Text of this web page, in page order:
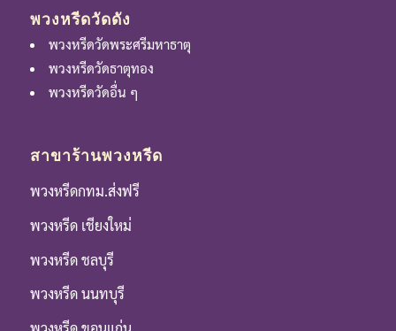
พวงหรีดวัดดัง
พวงหรีดวัดพระศรีมหาธาตุ
พวงหรีดวัดธาตุทอง
พวงหรีดวัดอื่น ๆ
สาขาร้านพวงหรีด
พวงหรีดกทม.ส่งฟรี
พวงหรีด เชียงใหม่
พวงหรีด ชลบุรี
พวงหรีด นนทบุรี